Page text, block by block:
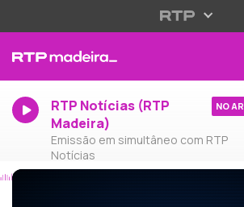
RTP Notícias (RTP
Madeira)
Emissão em simultâneo com RTP
Notícias
NO AR